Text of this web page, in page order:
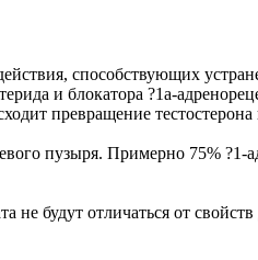
способствующих
и блокатора ?1a-
превращение
пузыря. Примерно 75% ?1-
будут отличаться от